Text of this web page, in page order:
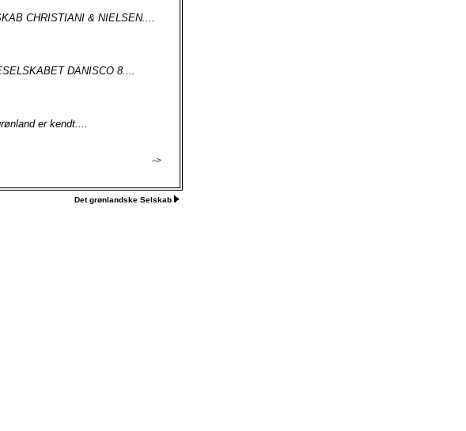
CHRISTIANI & NIELSEN....
DANISCO 8....
er kendt....
-->
Det grønlandske Selskab